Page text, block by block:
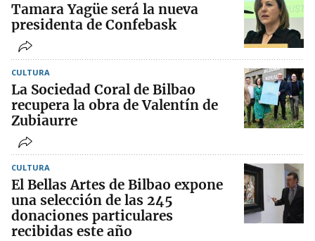
Tamara Yagüe será la nueva
presidenta de Confebask
CULTURA
La Sociedad Coral de Bilbao
recupera la obra de Valentín de
Zubiaurre
CULTURA
El Bellas Artes de Bilbao expone
una selección de las 245
donaciones particulares
recibidas este año